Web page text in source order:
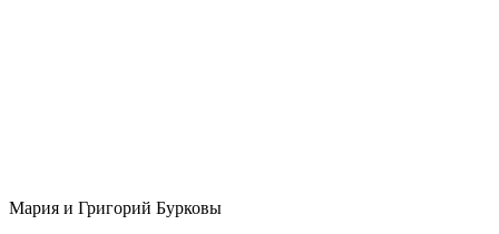
Мария и Григорий Бурковы